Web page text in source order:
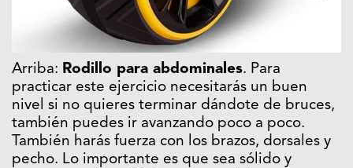
Arriba: Rodillo para abdominales. Para
practicar este ejercicio necesitarás un buen
nivel si no quieres terminar dándote de bruces,
también puedes ir avanzando poco a poco.
También harás fuerza con los brazos, dorsales y
pecho. Lo importante es que sea sólido y